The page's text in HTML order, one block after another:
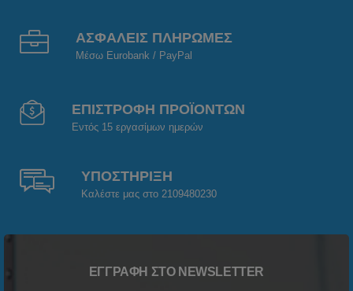
ΑΣΦΑΛΕΙΣ ΠΛΗΡΩΜΕΣ
Μέσω Eurobank / PayPal
ΕΠΙΣΤΡΟΦΗ ΠΡΟΪΟΝΤΩΝ
Εντός 15 εργασίμων ημερών
ΥΠΟΣΤΗΡΙΞΗ
Καλέστε μας στο 2109480230
ΕΓΓΡΑΦΉ ΣΤΟ NEWSLETTER